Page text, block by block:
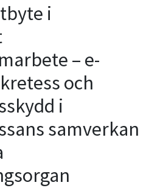
i
– e-
och
i
samverkan